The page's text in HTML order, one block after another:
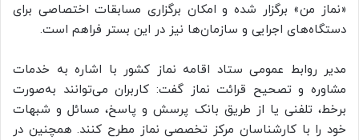
«نماز من» برگزار شده و امکان برگزاری مسابقات اختصاصی برای
دستگاه‌های اجرایی و سازمان‌ها نیز در این بستر فراهم است.
مدیر روابط عمومی ستاد اقامه نماز کشور با اشاره به خدمات
مشاوره و تصحیح قرائت نماز گفت: کاربران می‌توانند به‌صورت
برخط، تلفنی یا از طریق بانک پرسش و پاسخ، مسائل و شبهات
خود را با کارشناسان مرکز تخصصی نماز مطرح کنند. همچنین در